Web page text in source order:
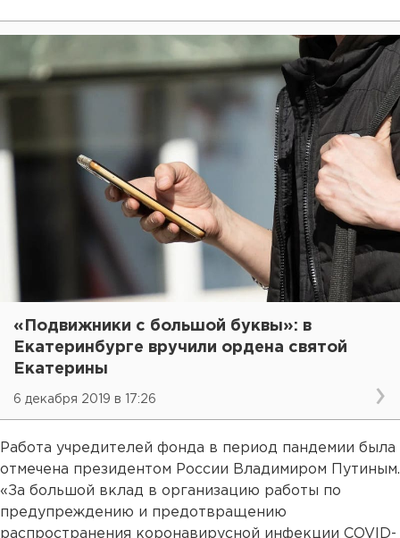
«Подвижники с большой буквы»: в
Екатеринбурге вручили ордена святой
Екатерины
6 декабря 2019 в 17:26
Работа учредителей фонда в период пандемии была
отмечена президентом России Владимиром Путиным.
«За большой вклад в организацию работы по
предупреждению и предотвращению
распространения коронавирусной инфекции COVID-